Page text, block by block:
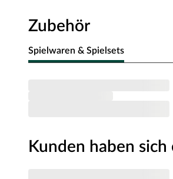
Toller Spielturm inkl. Leiter und
Stabile Grundkonstruktion
Die Grundkonstruktion aus 18
Passend zu dem Spielturm,
Zubehör
Spielwaren & Spielsets
Kunden haben